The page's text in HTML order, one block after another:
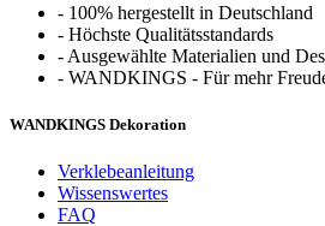
- 100% hergestellt in Deutschland
- Höchste Qualitätsstandards
- Ausgewählte Materialien und
- WANDKINGS - Für mehr
WANDKINGS Dekoration
Verklebeanleitung
Wissenswertes
FAQ